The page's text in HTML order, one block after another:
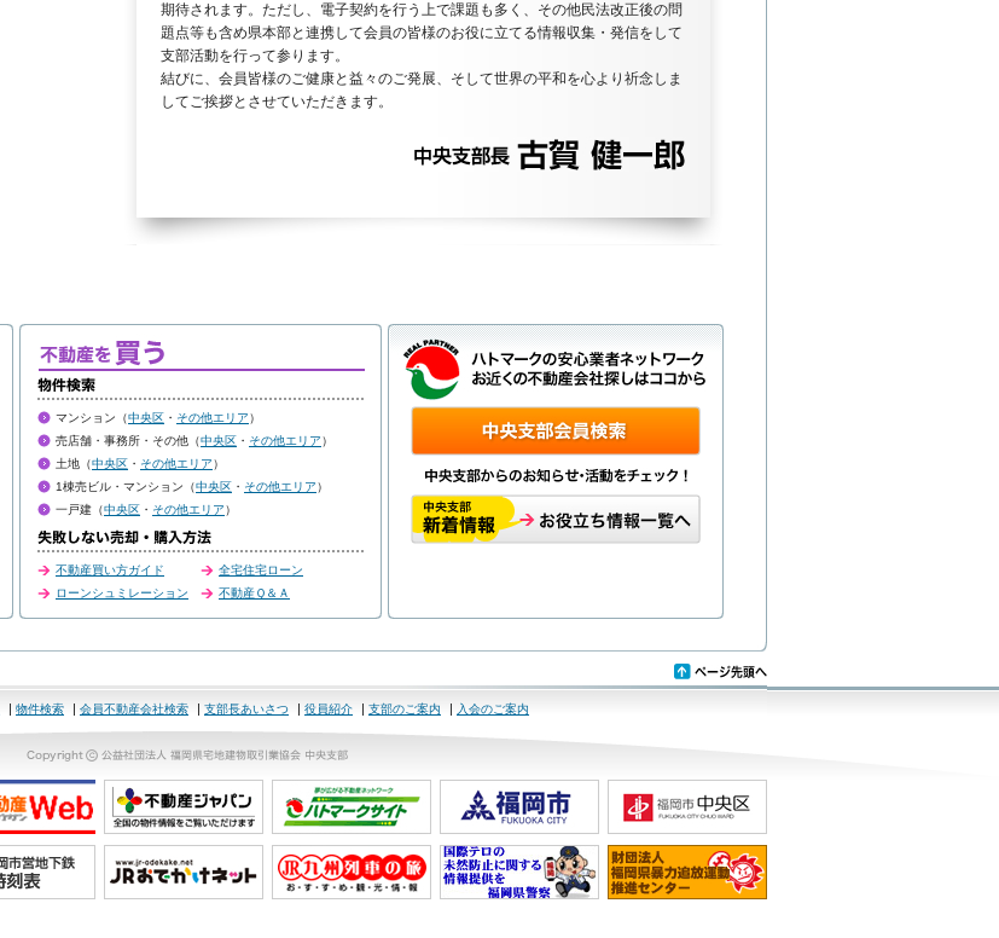
期待されます。ただし、電子契約を行う上で課題も多く、その他民法改正後の問
題点等も含め県本部と連携して会員の皆様のお役に立てる情報収集・発信をして
支部活動を行って参ります。
結びに、会員皆様のご健康と益々のご発展、そして世界の平和を心より祈念しま
してご挨拶とさせていただきます。
マンション（中央区 ・ その他エリア）
売店舗・事務所・その他（中央区 ・ その他エリア）
土地（中央区 ・ その他エリア）
1棟売ビル・マンション（中央区 ・ その他エリア）
一戸建（中央区 ・ その他エリア）
不動産買い方ガイド
全宅住宅ローン
ローンシュミレーション
不動産Ｑ＆Ａ
物件検索 会員不動産会社検索 支部長あいさつ 役員紹介 支部のご案内 入会のご案内